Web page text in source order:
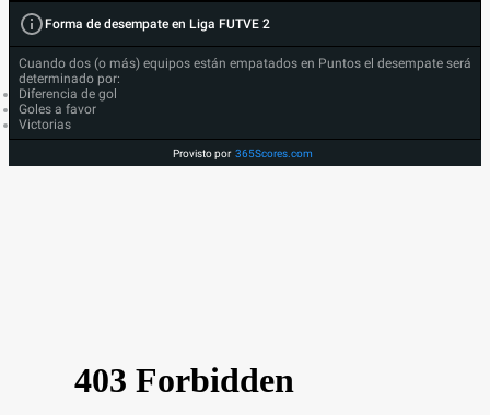
Forma de desempate en Liga FUTVE 2
Cuando dos (o más) equipos están empatados en Puntos el desempate será
determinado por:
Diferencia de gol
Goles a favor
Victorias
Provisto por 365Scores.com